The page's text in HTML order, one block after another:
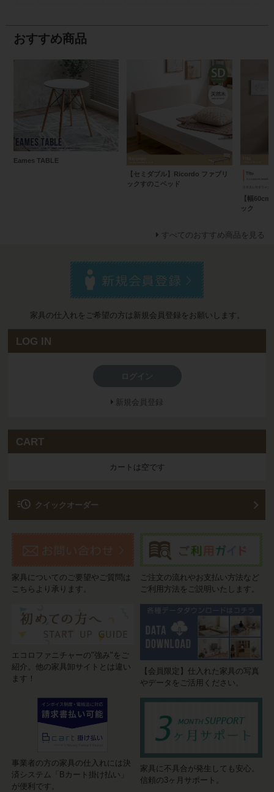
おすすめ商品
Eames TABLE
【セミダブル】Ricordo ファブリ
ックすのこベッド
【幅
ック
すべてのおすすめ商品を見る
家具の仕入れをご希望の方は新規会員登録をお願いします。
LOG IN
新規会員登録
CART
カートは空です
acute クイックオーダー
家具についてのご要望やご質問は
こちらより承ります。
ご注文の流れやお支払い方法など
ご利用方法をご説明いたします。
エコロファニチャーの"強み"をご
紹介。他の家具卸サイトとは違い
ます！
【会員限定】仕入れた家具の写真
やデータをご活用ください。
事業者の方の家具の仕入れには決
済システム「Bカート掛け払い」
が便利です。
家具に不具合が発生しても安心。
信頼の3ヶ月サポート。